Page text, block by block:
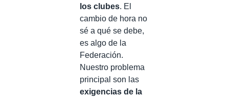
los clubes. El
cambio de hora no
sé a qué se debe,
es algo de la
Federación.
Nuestro problema
principal son las
exigencias de la